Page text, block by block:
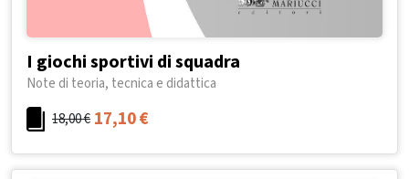
I giochi sportivi di squadra
Note di teoria, tecnica e didattica
18,00€ 17,10€